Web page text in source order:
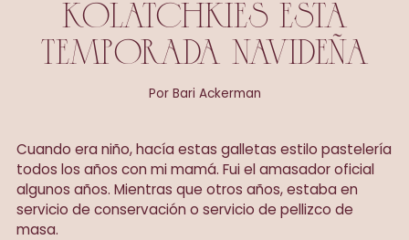
KOLATCHKIES ESTA
TEMPORADA NAVIDEÑA
Por Bari Ackerman
Cuando era niño, hacía estas galletas estilo pastelería
todos los años con mi mamá. Fui el amasador oficial
algunos años. Mientras que otros años, estaba en
servicio de conservación o servicio de pellizco de
masa.